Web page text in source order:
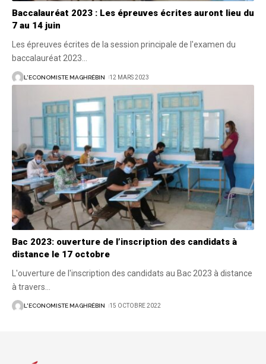
Baccalauréat 2023 : Les épreuves écrites auront lieu du
7 au 14 juin
Les épreuves écrites de la session principale de l'examen du
baccalauréat 2023
L'ECONOMISTE MAGHRÉBIN 12 MARS 2023
Bac 2023: ouverture de l’inscription des candidats à
distance le 17 octobre
L'ouverture de l'inscription des candidats au Bac 2023 à distance
à travers
L'ECONOMISTE MAGHRÉBIN 15 OCTOBRE 2022